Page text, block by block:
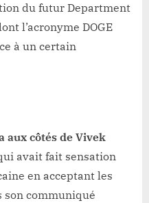
du futur Department
l’acronyme DOGE
à un certain
aux côtés de Vivek
avait fait sensation
en acceptant les
son communiqué